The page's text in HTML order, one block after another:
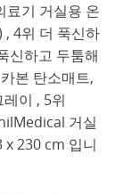
료기 거실용 온
, 4위 더 푹신하
신하고 두툼해
본 탄소매트,
이 , 5위
거실
x 230 cm 입니